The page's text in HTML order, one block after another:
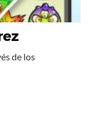
de los